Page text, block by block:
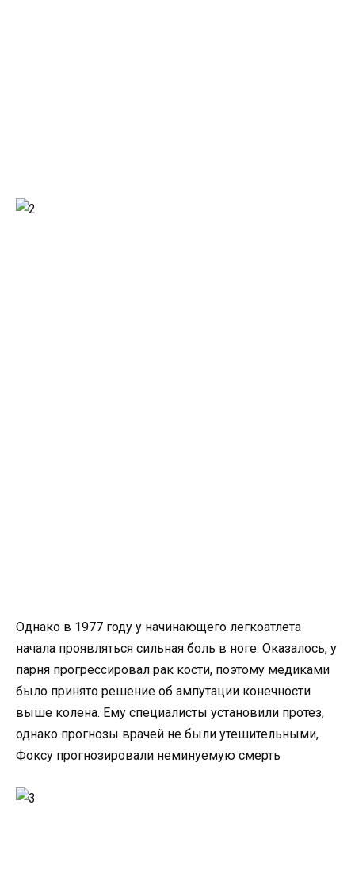
Однако в 1977 году у начинающего легкоатлета
начала проявляться сильная боль в ноге. Оказалось, у
парня прогрессировал рак кости, поэтому медиками
было принято решение об ампутации конечности
выше колена. Ему специалисты установили протез,
однако прогнозы врачей не были утешительными,
Фоксу прогнозировали неминуемую смерть